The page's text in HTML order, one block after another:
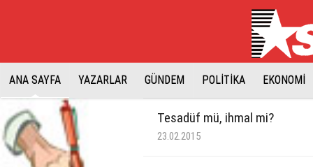
ANA SAYFA YAZARLAR GÜNDEM POLİTİKA EKONOMİ
Tesadüf mü, ihmal mi?
23.02.2015